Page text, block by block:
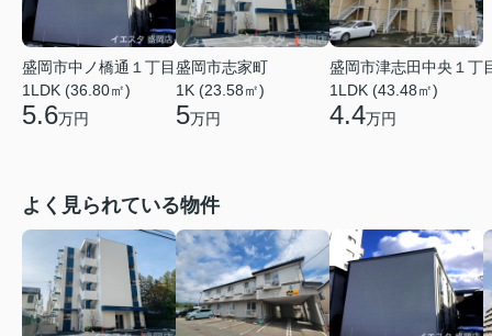
盛岡市中ノ橋通１丁目
1LDK (36.80㎡)
5.6万円
盛岡市志家町
1K (23.58㎡)
5万円
盛岡市津志田中央１丁
1LDK (43.48㎡)
4.4万円
よく見られている物件